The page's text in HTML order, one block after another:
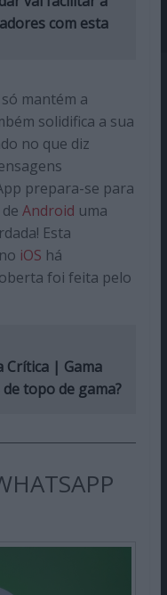
com esta
mantém a
solidifica a sua
no que diz
prepara-se para
Android uma
Esta
iOS há
foi feita pelo
Crítica | Gama
topo de gama?